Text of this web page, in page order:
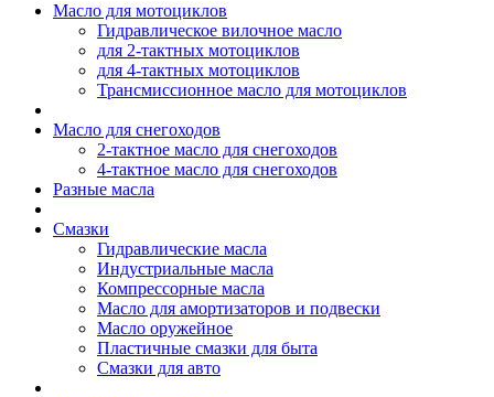
Масло для мотоциклов
Гидравлическое вилочное масло
для 2-тактных мотоциклов
для 4-тактных мотоциклов
Трансмиссионное масло для мотоциклов
Масло для снегоходов
2-тактное масло для снегоходов
4-тактное масло для снегоходов
Разные масла
Смазки
Гидравлические масла
Индустриальные масла
Компрессорные масла
Масло для амортизаторов и подвески
Масло оружейное
Пластичные смазки для быта
Смазки для авто